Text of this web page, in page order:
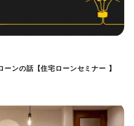
ンの話【住宅ローンセミナー 】